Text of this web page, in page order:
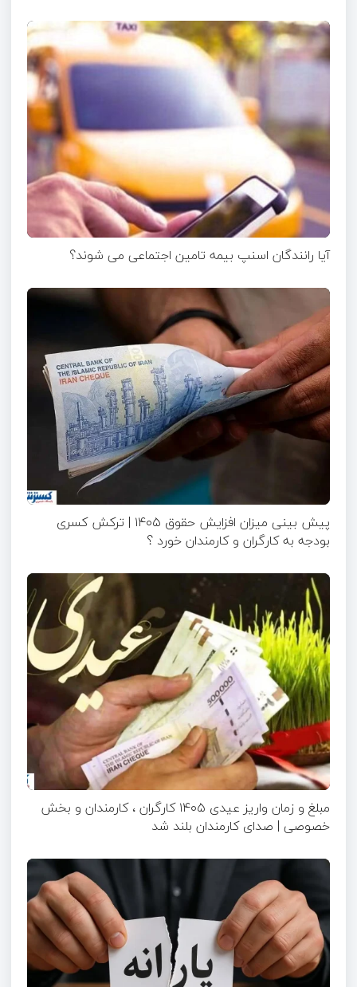
آیا رانندگان اسنپ بیمه تامین اجتماعی می شوند؟
پیش بینی میزان افزایش حقوق ۱۴۰۵ | ترکش کسری
بودجه به کارگران و کارمندان خورد ؟
مبلغ و زمان واریز عیدی ۱۴۰۵ کارگران ، کارمندان و بخش
خصوصی | صدای کارمندان بلند شد